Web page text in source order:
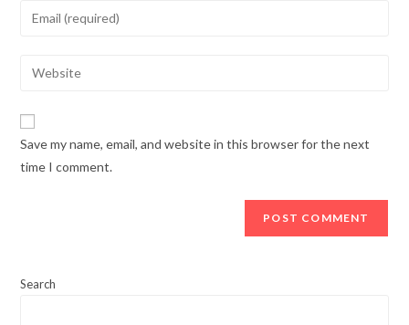
to
Enter
address
comment
Enter
website
URL
Save my name, email, and website in this browser for the next
time I comment.
Search